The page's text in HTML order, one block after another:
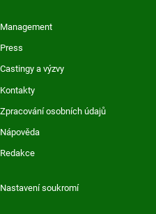
Management
Press
Castingy a výzvy
Kontakty
Zpracování osobních údajů
Nápověda
Redakce
Nastavení soukromí